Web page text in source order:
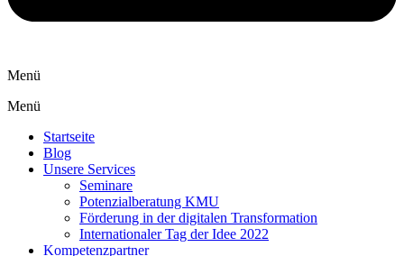
Menü
Menü
Startseite
Blog
Unsere Services
Seminare
Potenzialberatung KMU
Förderung in der digitalen Transformation
Internationaler Tag der Idee 2022
Kompetenzpartner